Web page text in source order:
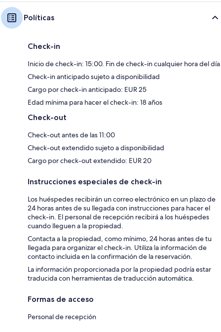
Políticas
Check-in
Inicio de check-in: 15:00. Fin de check-in cualquier hora del día
Check-in anticipado sujeto a disponibilidad
Cargo por check-in anticipado: EUR 25
Edad mínima para hacer el check-in: 18 años
Check-out
Check-out antes de las 11:00
Check-out extendido sujeto a disponibilidad
Cargo por check-out extendido: EUR 20
Instrucciones especiales de check-in
Los huéspedes recibirán un correo electrónico en un plazo de
24 horas antes de su llegada con instrucciones para hacer el
check-in. El personal de recepción recibirá a los huéspedes
cuando lleguen a la propiedad.
Contacta a la propiedad, como mínimo, 24 horas antes de tu
llegada para organizar el check-in. Utiliza la información de
contacto incluida en la confirmación de la reservación.
La información proporcionada por la propiedad podría estar
traducida con herramientas de traducción automática.
Formas de acceso
Personal de recepción